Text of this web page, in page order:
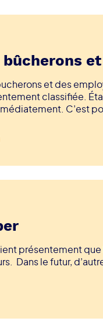
et des
classifiée.
C’est
présentement
Dans le futur,